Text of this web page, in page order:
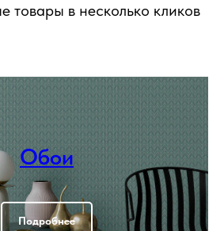
товары в несколько кликов
Обои
Подробнее